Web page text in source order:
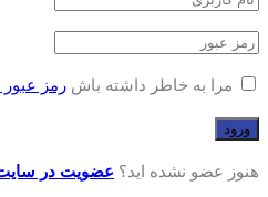
مرا به خاطر داشته باش رمز عبور
هنوز عضو نشده اید؟ عضویت در